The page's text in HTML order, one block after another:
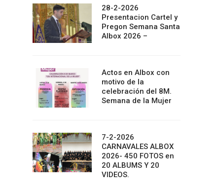
28-2-2026
Presentacion Cartel y
Pregon Semana Santa
Albox 2026 –
Actos en Albox con
motivo de la
celebración del 8M.
Semana de la Mujer
7-2-2026
CARNAVALES ALBOX
2026- 450 FOTOS en
20 ALBUMS Y 20
VIDEOS.